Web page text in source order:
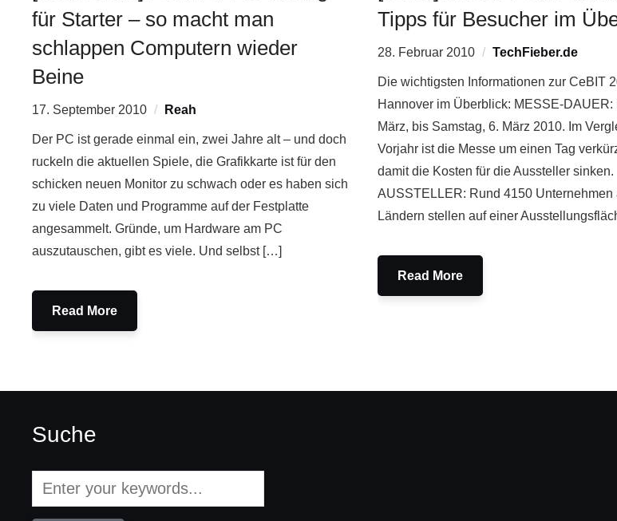
für Starter – so macht man
schlappen Computern wieder
Beine
17. September 2010 Reah
Der PC ist gerade einmal ein, zwei Jahre alt – und doch
ruckeln die aktuellen Spiele, die Grafikkarte ist für den
schicken neuen Monitor zu schwach oder es haben sich
zu viele Daten und Programme auf der Festplatte
angesammelt. Gründe, um Hardware am PC
auszutauschen, gibt es viele. Und selbst […]
Read More
Tipps für Besucher im
28. Februar 2010 TechFieber.de
Die wichtigsten Informationen zur CeBIT
Hannover im Überblick: MESSE-DAUER:
März, bis Samstag, 6. März 2010. Im
Vorjahr ist die Messe um einen Tag
damit die Kosten für die Aussteller sinken.
AUSSTELLER: Rund 4150 Unternehmen
Ländern stellen auf einer
Read More
Suche